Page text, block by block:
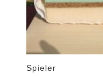
Spieler